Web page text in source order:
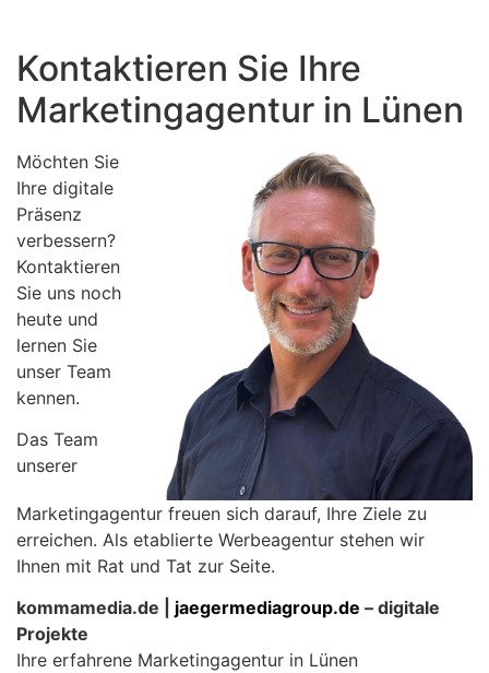
Kontaktieren Sie Ihre
Marketingagentur in Lünen
Möchten Sie
Ihre digitale
Präsenz
verbessern?
Kontaktieren
Sie uns noch
heute und
lernen Sie
unser Team
kennen.
Das Team
unserer
Marketingagentur freuen sich darauf, Ihre Ziele zu
erreichen. Als etablierte Werbeagentur stehen wir
Ihnen mit Rat und Tat zur Seite.
kommamedia.de | jaegermediagroup.de – digitale
Projekte
Ihre erfahrene Marketingagentur in Lünen